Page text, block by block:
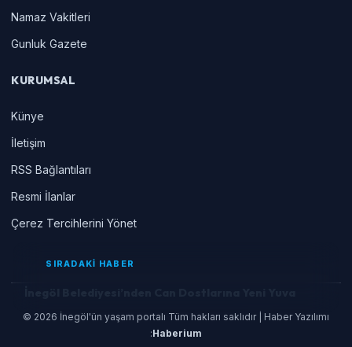
Namaz Vakitleri
Gunluk Gazete
KURUMSAL
Künye
İletişim
RSS Bağlantıları
Resmi İlanlar
Çerez Tercihlerini Yönet
© 2026 İnegöl'ün yaşam portalı Tüm hakları saklıdır | Haber Yazılımı
:Haberium
SIRADAKİ HABER